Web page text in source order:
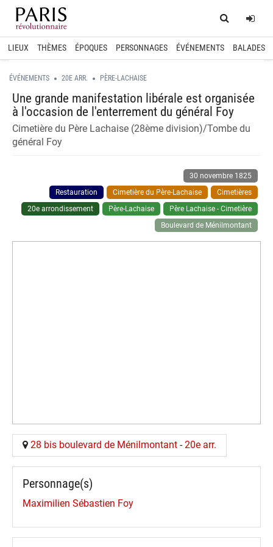
Home
LIEUX THÈMES ÉPOQUES PERSONNAGES ÉVÉNEMENTS BALADES
ÉVÉNEMENTS 20E ARR. PÈRE-LACHAISE
Une grande manifestation libérale est organisée
à l'occasion de l'enterrement du général Foy
Cimetière du Père Lachaise (28ème division)/Tombe du
général Foy
30 novembre 1825
Restauration
Cimetière du Père-Lachaise
Cimetières
20e arrondissement
Père-Lachaise
Père Lachaise - Cimetière
Boulevard de Ménilmontant
28 bis boulevard de Ménilmontant -20e arr.
Personnage(s)
Maximilien Sébastien Foy